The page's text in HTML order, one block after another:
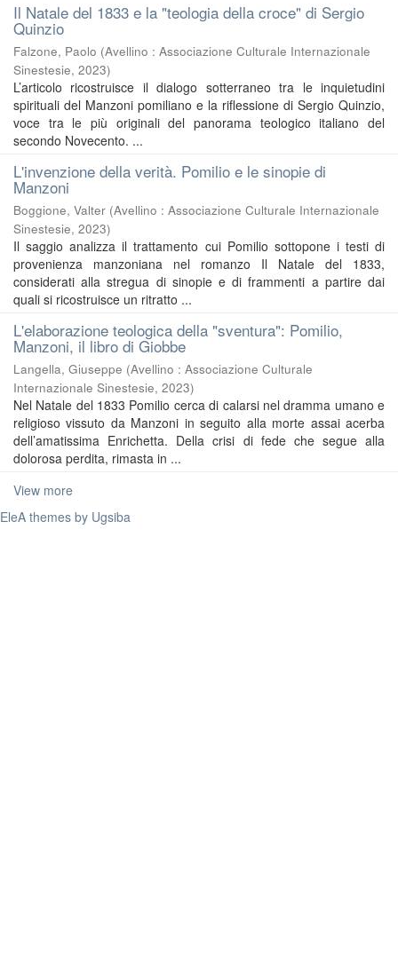
Il Natale del 1833 e la "teologia della croce" di Sergio
Quinzio
Falzone, Paolo (Avellino : Associazione Culturale Internazionale
Sinestesie, 2023)
L’articolo ricostruisce il dialogo sotterraneo tra le inquietudini
spirituali del Manzoni pomiliano e la riflessione di Sergio Quinzio,
voce tra le più originali del panorama teologico italiano del
secondo Novecento. ...
L'invenzione della verità. Pomilio e le sinopie di
Manzoni
Boggione, Valter (Avellino : Associazione Culturale Internazionale
Sinestesie, 2023)
Il saggio analizza il trattamento cui Pomilio sottopone i testi di
provenienza manzoniana nel romanzo Il Natale del 1833,
considerati alla stregua di sinopie e di frammenti a partire dai
quali si ricostruisce un ritratto ...
L'elaborazione teologica della "sventura": Pomilio,
Manzoni, il libro di Giobbe
Langella, Giuseppe (Avellino : Associazione Culturale
Internazionale Sinestesie, 2023)
Nel Natale del 1833 Pomilio cerca di calarsi nel dramma umano e
religioso vissuto da Manzoni in seguito alla morte assai acerba
dell’amatissima Enrichetta. Della crisi di fede che segue alla
dolorosa perdita, rimasta in ...
View more
EleA themes by Ugsiba